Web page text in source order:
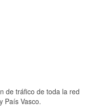
de tráfico de toda la red
País Vasco.